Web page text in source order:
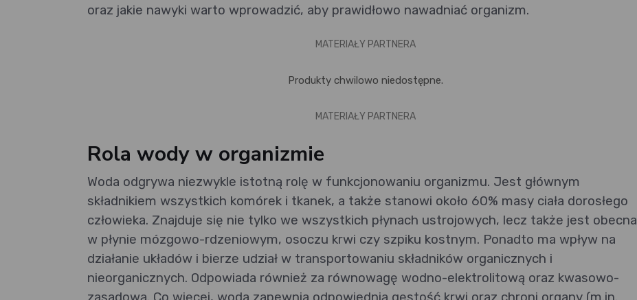
oraz jakie nawyki warto wprowadzić, aby prawidłowo nawadniać organizm.
MATERIAŁY PARTNERA
Produkty chwilowo niedostępne.
MATERIAŁY PARTNERA
Rola wody w organizmie
Woda odgrywa niezwykle istotną rolę w funkcjonowaniu organizmu. Jest głównym
składnikiem wszystkich komórek i tkanek, a także stanowi około 60% masy ciała dorosłego
człowieka. Znajduje się nie tylko we wszystkich płynach ustrojowych, lecz także jest obecna
w płynie mózgowo-rdzeniowym, osoczu krwi czy szpiku kostnym. Ponadto ma wpływ na
działanie układów i bierze udział w transportowaniu składników organicznych i
nieorganicznych. Odpowiada również za równowagę wodno-elektrolitową oraz kwasowo-